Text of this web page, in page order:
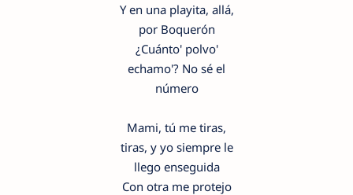
Y en una playita, allá,
por Boquerón
¿Cuánto' polvo'
echamo'? No sé el
número
Mami, tú me tiras,
tiras, y yo siempre le
llego enseguida
Con otra me protejo